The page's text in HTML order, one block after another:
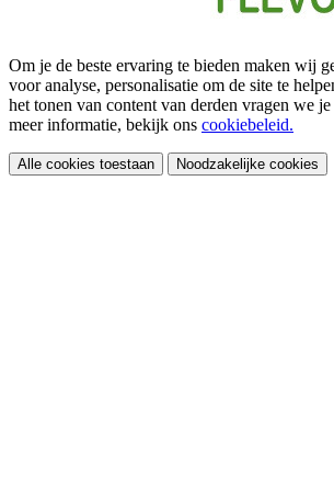
Om je de beste ervaring te bieden maken wij
voor analyse, personalisatie om de site te
het tonen van content van derden vragen we
meer informatie, bekijk ons cookiebeleid.
Alle cookies toestaan Noodzakelijke cookies